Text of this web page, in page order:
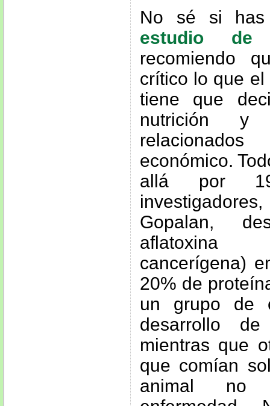
No sé si
estudio de
recomiendo
crítico lo que el
tiene que
nutrición y
económico.
allá por
Gopalan,
aflatoxina
cancerígena)
20% de
un grupo de
desarrollo
mientras que
que comían
animal no